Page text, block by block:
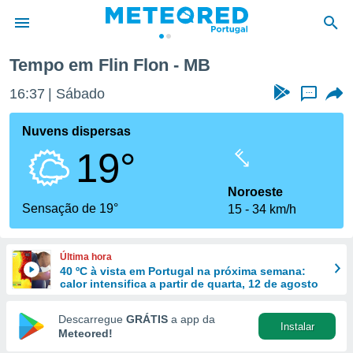
da
foi
fornecidas
a este
das
e
forma
digital
Tempo em Flin Flon - MB
16:37 Sábado ...
Nuvens dispersas
19°
Sensação de 19°
Noroeste
15
34 km/h
Última hora
40 ºC à vista em Portugal na próxima semana:
calor intensifica a partir de quarta, 12 de agosto
Descarregue GRÁTIS a app da
Meteored!
Instalar